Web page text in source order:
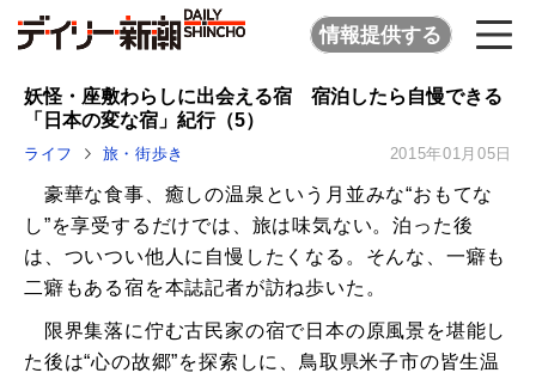
情報提供する
妖怪・座敷わらしに出会える宿 宿泊したら自慢できる
「日本の変な宿」紀行（5）
ライフ 旅・街歩き 2015年01月05日
豪華な食事、癒しの温泉という月並みな“おもてな
し”を享受するだけでは、旅は味気ない。泊った後
は、ついつい他人に自慢したくなる。そんな、一癖も
二癖もある宿を本誌記者が訪ね歩いた。
限界集落に佇む古民家の宿で日本の原風景を堪能し
た後は“心の故郷”を探索しに、鳥取県米子市の皆生温